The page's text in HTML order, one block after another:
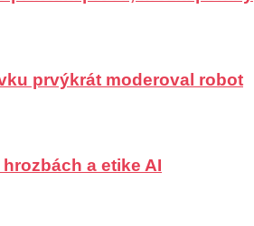
prvýkrát moderoval robot
a etike AI